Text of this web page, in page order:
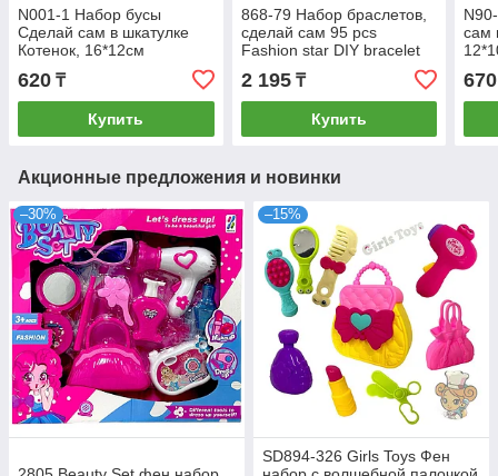
N001-1 Набор бусы
Сделай сам в шкатулке
Котенок, 16*12см
620 ₸
Купить
868-79 Набор браслетов,
сделай сам 95 pcs
Fashion star DIY bracelet
art studio 33*25 см
2 195₸
Купить
сам
670
Акционные предложения и новинки
–30% –15%
SD894-326 Girls Toys Фен